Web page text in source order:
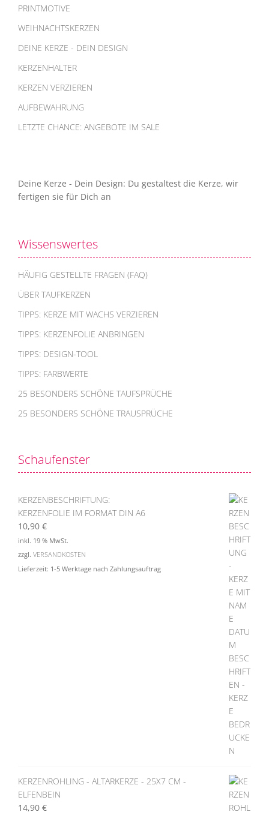
PRINTMOTIVE
WEIHNACHTSKERZEN
DEINE KERZE - DEIN DESIGN
KERZENHALTER
KERZEN VERZIEREN
AUFBEWAHRUNG
LETZTE CHANCE: ANGEBOTE IM SALE
Deine Kerze - Dein Design: Du gestaltest die Kerze, wir
fertigen sie für Dich an
Wissenswertes
HÄUFIG GESTELLTE FRAGEN (FAQ)
ÜBER TAUFKERZEN
TIPPS: KERZE MIT WACHS VERZIEREN
TIPPS: KERZENFOLIE ANBRINGEN
TIPPS: DESIGN-TOOL
TIPPS: FARBWERTE
25 BESONDERS SCHÖNE TAUFSPRÜCHE
25 BESONDERS SCHÖNE TRAUSPRÜCHE
Schaufenster
KERZENBESCHRIFTUNG:
KERZENFOLIE IM FORMAT DIN A6
10,90 €
inkl. 19 % MwSt.
zzgl. VERSANDKOSTEN
Lieferzeit: 1-5 Werktage nach Zahlungsauftrag
KERZENROHLING - ALTARKERZE - 25X7 CM -
ELFENBEIN
14,90 €